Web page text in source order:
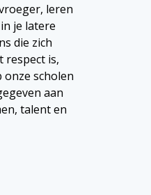
leren
je latere
die zich
respect is,
scholen
aan
talent en